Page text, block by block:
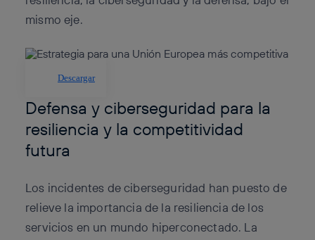
mismo eje.
Descargar
Defensa y ciberseguridad para la
resiliencia y la competitividad
futura
Los incidentes de ciberseguridad han puesto de
relieve la importancia de la resiliencia de los
servicios en un mundo hiperconectado. La